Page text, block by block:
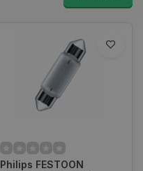
Philips FESTOON